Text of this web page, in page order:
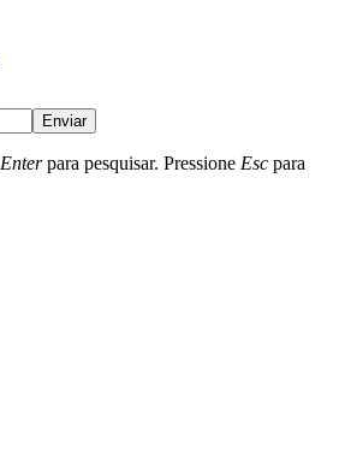
Enviar
Enterpara pesquisar. Pressione Esc para